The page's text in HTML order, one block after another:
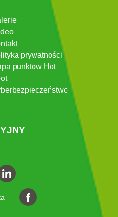
prywatności
punktów Hot